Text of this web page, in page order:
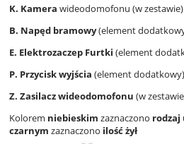
K. Kamera wideodomofonu (w zestawie)
B. Napęd bramowy(element
E. Elektrozaczep Furtki (element
P. Przycisk wyjścia (element dodatkowy)
Z. Zasilacz wideodomofonu (w
Kolorem niebieskim zaznaczono rodzaj
czarnym zaznaczono ilość żył